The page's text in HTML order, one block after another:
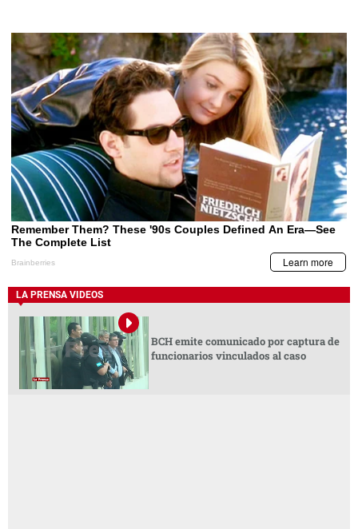
LA PRENSA VIDEOS
BCH emite comunicado por captura de
funcionarios vinculados al caso